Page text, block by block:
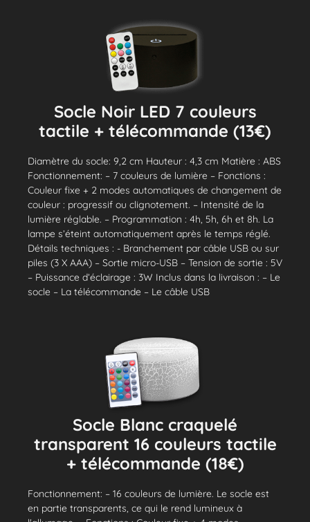
Socle Noir LED 7 couleurs
tactile + télécommande (13€)
Diamètre du socle: 9,2 cm Hauteur : 4,3 cm Matière : ABS
Fonctionnement: – 7 couleurs de lumière – Fonctions :
Couleur fixe + 2 modes automatiques de changement de
couleur : progressif ou clignotement. – Intensité de la
lumière réglable. – Programmation : 4h, 5h, 6h et 8h. La
lampe s’éteint automatiquement après le temps réglé.
Détails techniques : - Branchement par câble USB ou sur
piles (3 X AAA) – Sortie micro-USB – Tension de sortie : 5V
– Puissance d’éclairage : 3W Inclus dans la livraison : – Le
socle – La télécommande – Le câble USB
Socle Blanc craquelé
transparent 16 couleurs tactile
+ télécommande (18€)
Fonctionnement: – 16 couleurs de lumière. Le socle est
en partie transparents, ce qui le rend lumineux à